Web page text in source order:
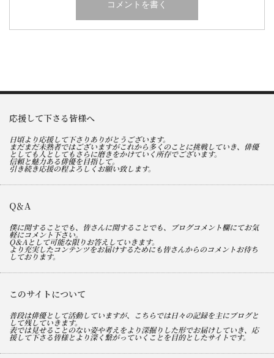
応援して下さる皆様へ
日頃より応援して下さりありがとうございます。
まだまだ未熟者ではございますがこれから多くのことに挑戦していき、俳優
としても人としてもさらに磨きをかけていく所存でございます。
信頼と魅力ある俳優を目指して。
引き続き応援の程よろしくお願い致します。
Q＆A
僕に関することでも、皆さんに関することでも、ブログコメント欄にてお気
軽にコメント下さい。
Q＆Aとして可能な限りお答えしていきます。
より充実したコンテンツをお届けするためにも皆さんからのコメントお待ち
しております。
このサイトについて
普段は俳優として活動していますが、こちらでは日々の記録を主にブログと
して残していきます。
表では見せることのない姿や考えをより深掘りした形でお届けしていき、応
援して下さる皆様とより深く繋がっていくことを目的としたサイトです。